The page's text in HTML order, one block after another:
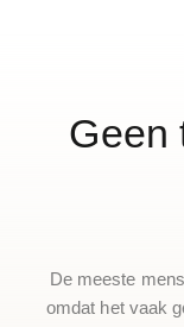
Geen
De meeste
omdat het vaak